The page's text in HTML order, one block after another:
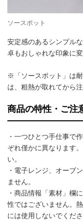
ソースポット
安定感のあるシンプル
卓もおしゃれな印象に変
※「ソースポット」は
は、粗熱が取れてから
商品の特性・ご注
・一つひとつ手仕事で
ぞれ僅かに異なります
い。
・電子レンジ、オーブ
ません。
・商品情報「素材」欄
性ではございません。
には使用しないでくだ